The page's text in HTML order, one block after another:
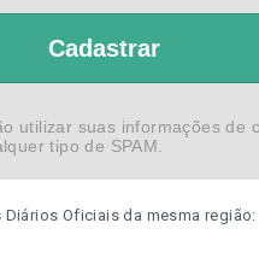
Cadastrar
utilizar suas informações de
tipo de SPAM.
Oficiais da mesma região: